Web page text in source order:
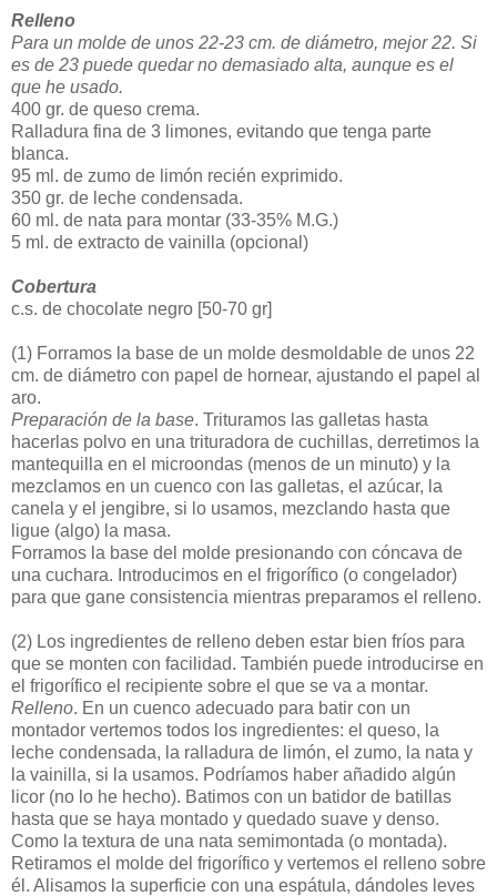
Relleno
Para un molde de unos 22-23 cm. de diámetro, mejor 22. Si
es de 23 puede quedar no demasiado alta, aunque es el
que he usado.
400 gr. de queso crema.
Ralladura fina de 3 limones, evitando que tenga parte
blanca.
95 ml. de zumo de limón recién exprimido.
350 gr. de leche condensada.
60 ml. de nata para montar (33-35% M.G.)
5 ml. de extracto de vainilla (opcional)
Cobertura
c.s. de chocolate negro [50-70 gr]
(1) Forramos la base de un molde desmoldable de unos 22
cm. de diámetro con papel de hornear, ajustando el papel al
aro.
Preparación de la base. Trituramos las galletas hasta
hacerlas polvo en una trituradora de cuchillas, derretimos la
mantequilla en el microondas (menos de un minuto) y la
mezclamos en un cuenco con las galletas, el azúcar, la
canela y el jengibre, si lo usamos, mezclando hasta que
ligue (algo) la masa.
Forramos la base del molde presionando con cóncava de
una cuchara. Introducimos en el frigorífico (o congelador)
para que gane consistencia mientras preparamos el relleno.
(2) Los ingredientes de relleno deben estar bien fríos para
que se monten con facilidad. También puede introducirse en
el frigorífico el recipiente sobre el que se va a montar.
Relleno. En un cuenco adecuado para batir con un
montador vertemos todos los ingredientes: el queso, la
leche condensada, la ralladura de limón, el zumo, la nata y
la vainilla, si la usamos. Podríamos haber añadido algún
licor (no lo he hecho). Batimos con un batidor de batillas
hasta que se haya montado y quedado suave y denso.
Como la textura de una nata semimontada (o montada).
Retiramos el molde del frigorífico y vertemos el relleno sobre
él. Alisamos la superficie con una espátula, dándoles leves